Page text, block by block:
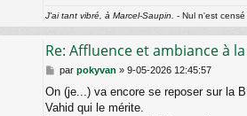
J'ai tant vibré, à Marcel-Saupin. - Nul n'est
Re: Affluence et ambiance à
M
s
s
par pokyvan » 9-05-2026 12:45:57
On (je...) va encore se reposer sur la
Vahid qui le mérite.